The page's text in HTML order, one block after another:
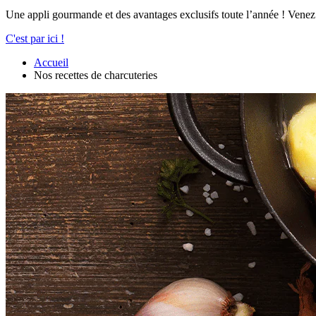
Une appli gourmande et des avantages exclusifs toute l’année !
C'est par ici !
Accueil
Nos recettes de charcuteries